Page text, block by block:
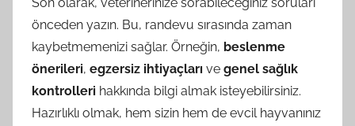
önceden yazın. Bu, randevu sırasında zaman
kaybetmemenizi sağlar. Örneğin, beslenme
önerileri, egzersiz ihtiyaçları ve genel sağlık
kontrolleri hakkında bilgi almak isteyebilirsiniz.
Hazırlıklı olmak, hem sizin hem de evcil hayvanınız